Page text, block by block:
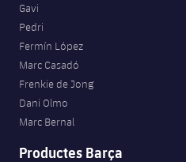
Gavi
Pedri
Fermín López
Marc Casadó
Frenkie de Jong
Dani Olmo
Marc Bernal
Productes Barça